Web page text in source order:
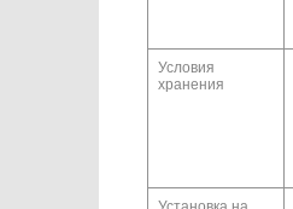
Условия
хранения